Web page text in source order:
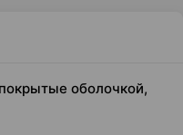
оболочкой,